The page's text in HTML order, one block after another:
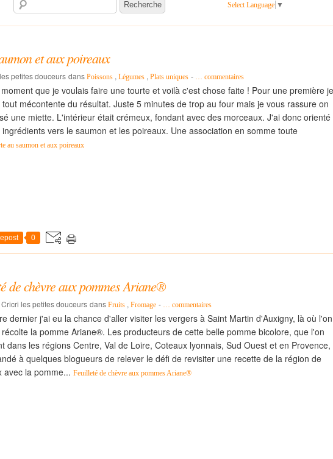
Select Language ▼
et aux poireaux
petites douceurs dans Poissons , Légumes , Plats uniques - … commentaires
que je voulais faire une tourte et voilà c'est chose faite ! Pour une première je
mécontente du résultat. Juste 5 minutes de trop au four mais je vous rassure on
une miette. L'intérieur était crémeux, fondant avec des morceaux. J'ai donc orienté
vers le saumon et les poireaux. Une association en somme toute
au saumon et aux poireaux
0
de chèvre aux pommes Ariane®
les petites douceurs dans Fruits , Fromage - … commentaires
dernier j'ai eu la chance d'aller visiter les vergers à Saint Martin d'Auxigny, là où l'on
la pomme Ariane®. Les producteurs de cette belle pomme bicolore, que l'on
dans les régions Centre, Val de Loire, Coteaux lyonnais, Sud Ouest et en Provence,
à quelques blogueurs de relever le défi de revisiter une recette de la région de
avec la pomme... Feuilleté de chèvre aux pommes Ariane®